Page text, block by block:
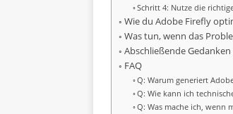
Schritt 4: Nutze die
Wie du Adobe Firefly
Was tun, wenn das
Abschließende
FAQ
Q: Warum generiert
Q: Wie kann ich
Q: Was mache ich, wenn